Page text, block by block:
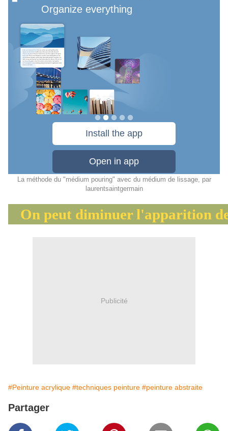
La méthode du "médium pouring" avec du médium de lissage, par
laurentsaintgermain
peut diminuer l'apparition de
Publicité
#Peinture acrylique #techniques peinture #peinture abstraite
Partager